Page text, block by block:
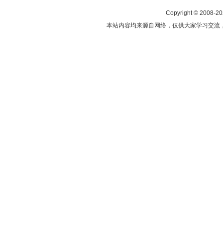
Copyright © 2008-
本站内容均来源自网络，仅供大家学习交